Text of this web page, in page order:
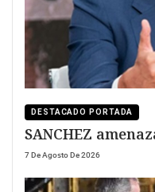
DESTACADO PORTADA
SANCHEZ
7 De Agosto De 2026